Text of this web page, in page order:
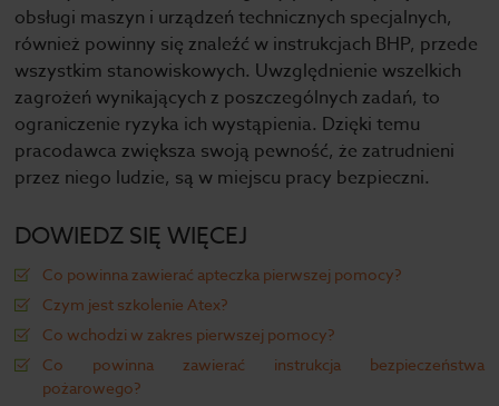
obsługi maszyn i urządzeń technicznych specjalnych,
również powinny się znaleźć w instrukcjach BHP, przede
wszystkim stanowiskowych. Uwzględnienie wszelkich
zagrożeń wynikających z poszczególnych zadań, to
ograniczenie ryzyka ich wystąpienia. Dzięki temu
pracodawca zwiększa swoją pewność, że zatrudnieni
przez niego ludzie, są w miejscu pracy bezpieczni.
DOWIEDZ SIĘ WIĘCEJ
Co powinna zawierać apteczka pierwszej pomocy?
Czym jest szkolenie Atex?
Co wchodzi w zakres pierwszej pomocy?
Co powinna zawierać instrukcja bezpieczeństwa
pożarowego?